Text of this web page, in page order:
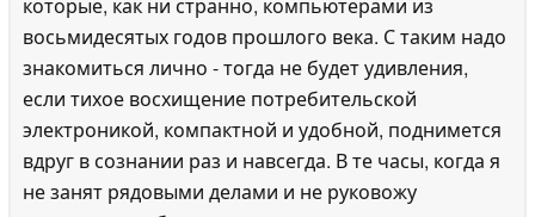
которые, как ни странно, компьютерами из
восьмидесятых годов прошлого века. С таким надо
знакомиться лично - тогда не будет удивления,
если тихое восхищение потребительской
электроникой, компактной и удобной, поднимется
вдруг в сознании раз и навсегда. В те часы, когда я
не занят рядовыми делами и не руковожу